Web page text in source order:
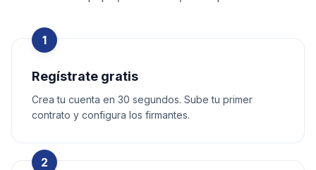
1
Regístrate gratis
Crea tu cuenta en 30 segundos. Sube tu primer
contrato y configura los firmantes.
2